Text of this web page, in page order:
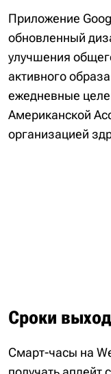
Приложение
обновленный
улучшения
активного
ежедневные
Американской
организацией
Сроки
Смарт-часы на